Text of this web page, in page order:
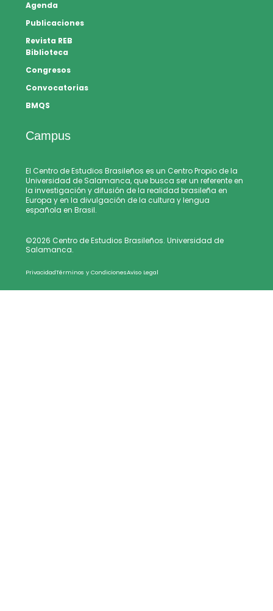
Agenda
Publicaciones
Revista REB
Biblioteca
Congresos
Convocatorias
BMQS
Campus
El Centro de Estudios Brasileños es un Centro Propio de la
Universidad de Salamanca, que busca ser un referente en
la investigación y difusión de la realidad brasileña en
Europa y en la divulgación de la cultura y lengua
española en Brasil.
©2026 Centro de Estudios Brasileños. Universidad de
Salamanca.
PrivacidadTérminos y CondicionesAviso Legal